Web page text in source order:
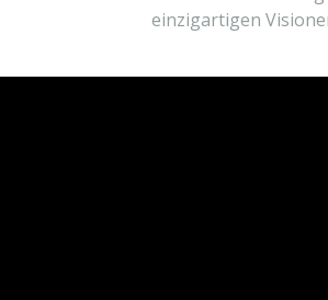
einzigartigen